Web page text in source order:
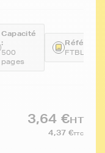
Capacité
:
500
pages
3,64 €HT
4,37 €TTC